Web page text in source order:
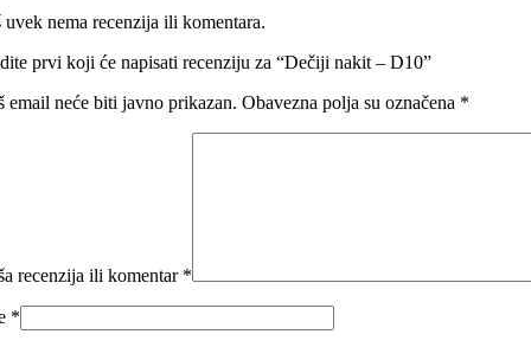
uvek nema recenzija ili komentara.
prvi koji će napisati recenziju za “Dečiji nakit – D10”
email neće biti javno prikazan. Obavezna polja su označena *
recenzija ili komentar *
*